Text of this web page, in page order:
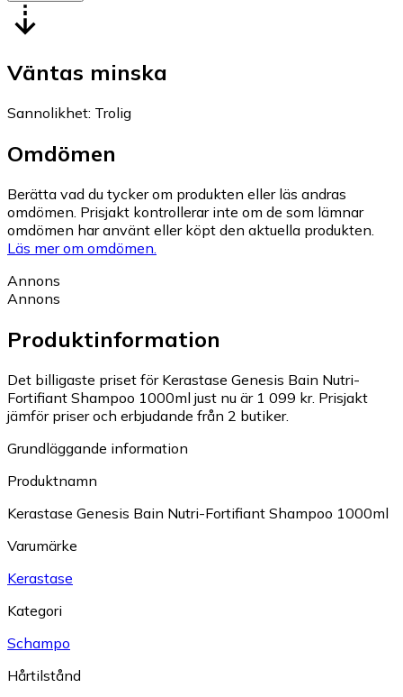
Väntas minska
Sannolikhet: Trolig
Omdömen
Berätta vad du tycker om produkten eller läs andras
omdömen. Prisjakt kontrollerar inte om de som lämnar
omdömen har använt eller köpt den aktuella produkten.
Läs mer om omdömen.
Annons
Annons
Produktinformation
Det billigaste priset för Kerastase Genesis Bain Nutri-
Fortifiant Shampoo 1000ml just nu är 1 099 kr. Prisjakt
jämför priser och erbjudande från 2 butiker.
Grundläggande information
Produktnamn
Kerastase Genesis Bain Nutri-Fortifiant Shampoo 1000ml
Varumärke
Kerastase
Kategori
Schampo
Hårtilstånd